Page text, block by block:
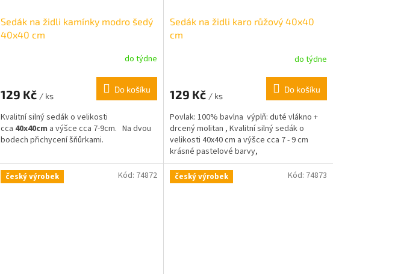
Sedák na židli kamínky modro šedý
40x40 cm
do týdne
129 Kč / ks
Do košíku
Kvalitní silný sedák o velikosti
cca 40x40cm a výšce cca 7-9cm. Na dvou
bodech přichycení šňůrkami.
Sedák na židli karo růžový 40x40
cm
do týdne
129 Kč / ks
Do košíku
Povlak: 100% bavlna výplň: duté vlákno +
drcený molitan , Kvalitní silný sedák o
velikosti 40x40 cm a výšce cca 7 - 9 cm
krásné pastelové barvy,
český výrobek Kód: 74872 český výrobek Kód: 74873